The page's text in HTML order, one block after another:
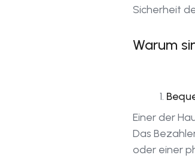
Sicherheit
Warum
Einer der
Das
oder einer